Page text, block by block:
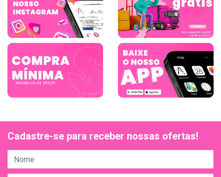
Cadastre-se para receber nossas ofertas!